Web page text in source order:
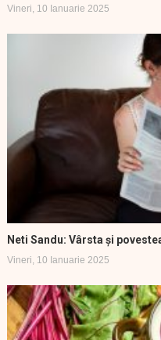
Vineri, 10 Ianuarie 2025
Neti Sandu: Vârsta și
Vineri, 10 Ianuarie 2025